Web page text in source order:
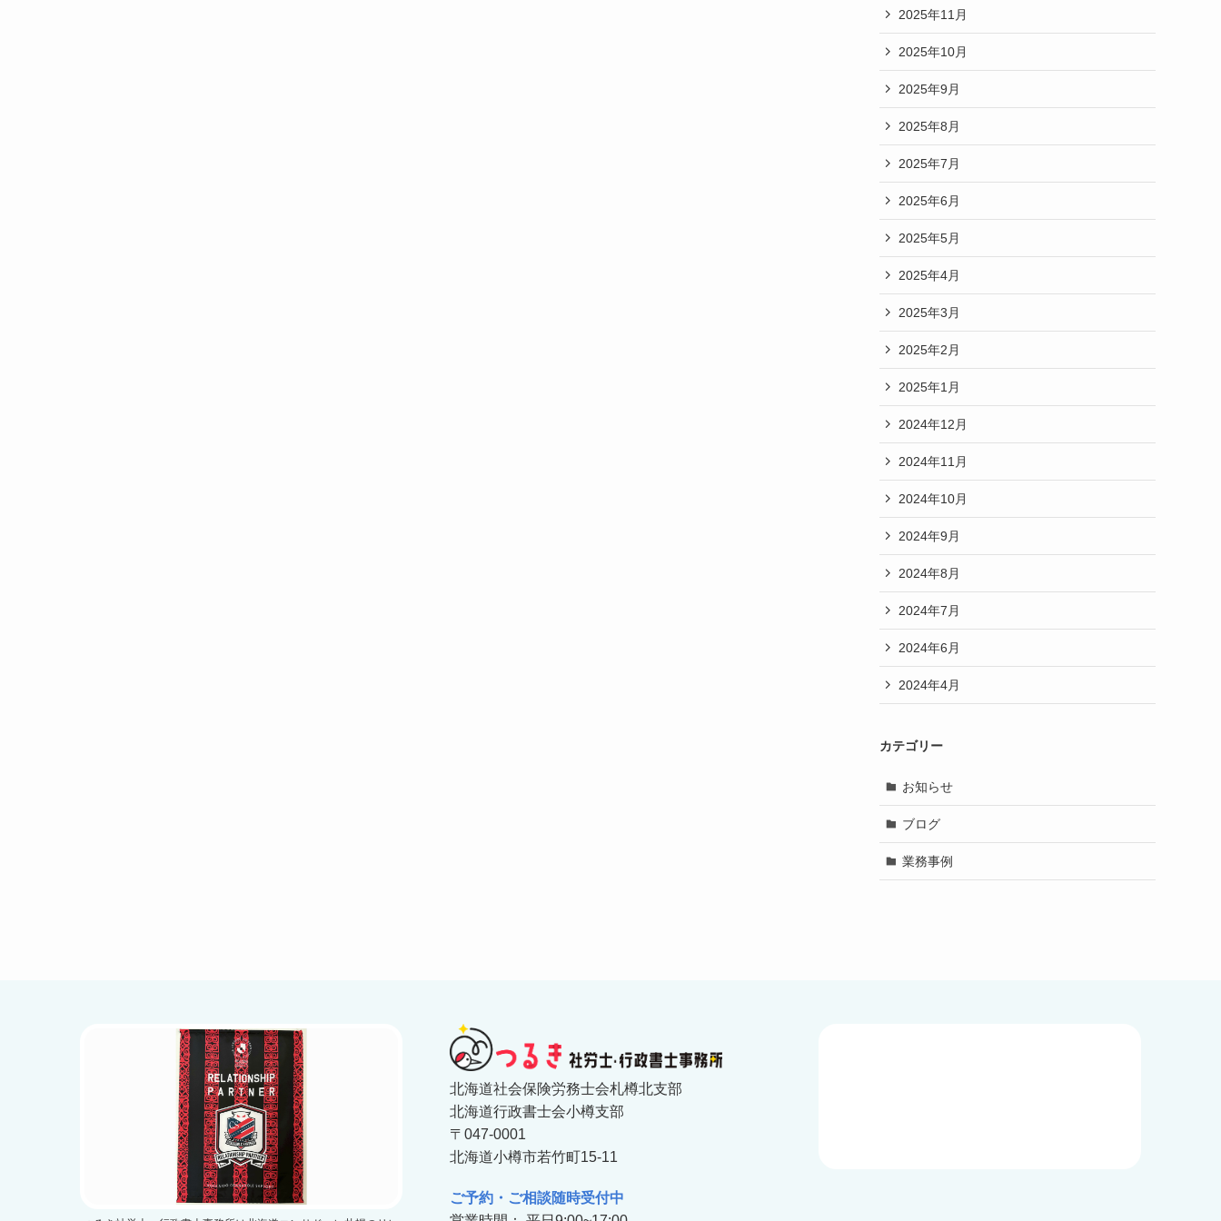
2025年11月
2025年10月
2025年9月
2025年8月
2025年7月
2025年6月
2025年5月
2025年4月
2025年3月
2025年2月
2025年1月
2024年12月
2024年11月
2024年10月
2024年9月
2024年8月
2024年7月
2024年6月
2024年4月
カテゴリー
お知らせ
ブログ
業務事例
北海道社会保険労務士会札樽北支部
北海道行政書士会小樽支部
〒047-0001
北海道小樽市若竹町15-11
ご予約・ご相談随時受付中